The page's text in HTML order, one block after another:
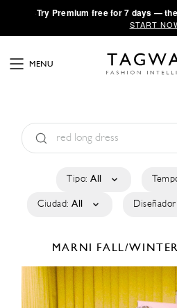
·Try Premium free for 7 days —
START
MENU
Tipo: All
Ciudad: All
MARNI FALL/